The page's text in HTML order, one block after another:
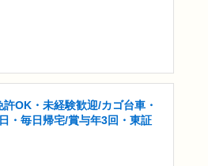
OK・未経験歓迎/カゴ台車・
・毎日帰宅/賞与年3回・東証